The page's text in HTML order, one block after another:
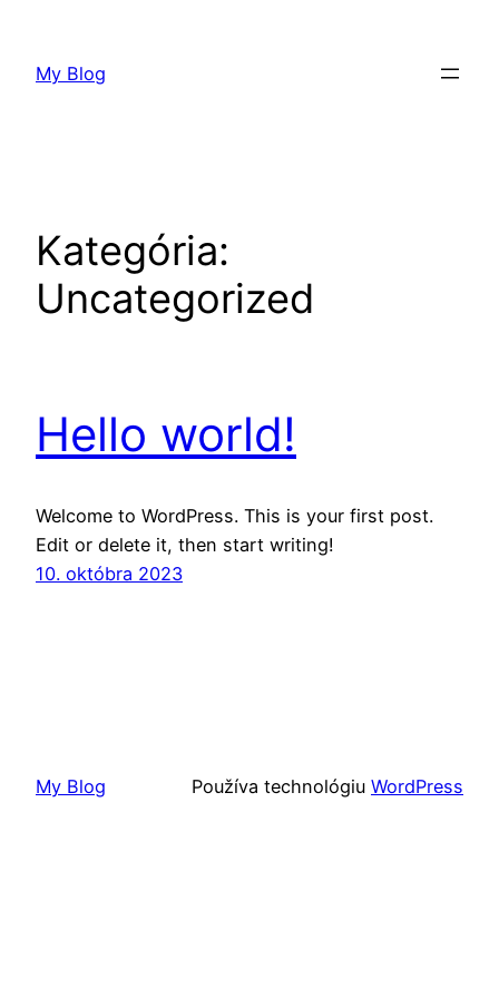
obsah
My Blog
Kategória:
Uncategorized
Hello world!
Welcome to WordPress. This is your first post.
Edit or delete it, then start writing!
10. októbra 2023
My Blog Používa technológiu WordPress